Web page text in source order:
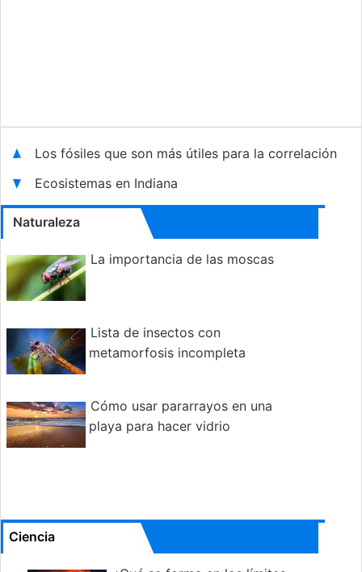
Los fósiles que son más útiles para la correlación
Ecosistemas en Indiana
Naturaleza
La importancia de las moscas
Lista de insectos con
metamorfosis incompleta
Cómo usar pararrayos en una
playa para hacer vidrio
Ciencia